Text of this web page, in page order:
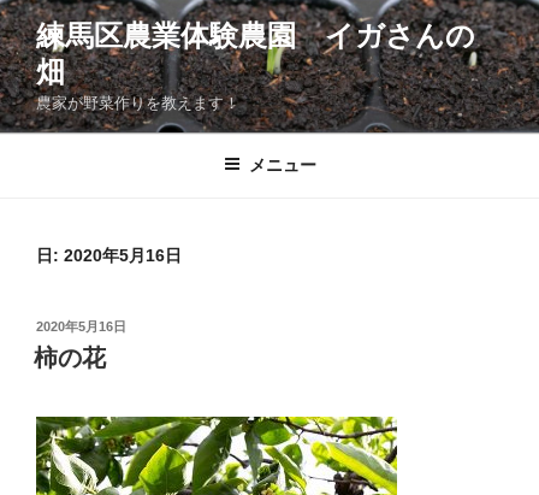
コ
ン
テ
ン
ツ
練馬区農業体験農園 イガさんの
畑
農家が野菜作りを教えます！
メニュー
日: 2020年5月16日
投
稿
日:
2020年5月16日
柿の花